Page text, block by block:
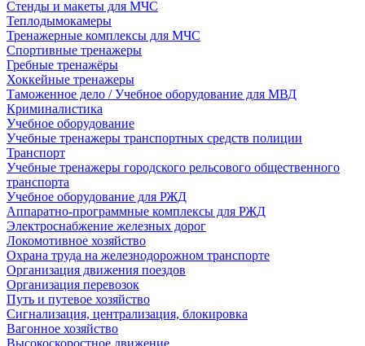
Стенды и макеты для МЧС
Теплодымокамеры
Тренажерные комплексы для МЧС
Спортивные тренажеры
Гребные тренажёры
Хоккейные тренажеры
Таможенное дело / Учебное оборудование для МВД
Криминалистика
Учебное оборудование
Учебные тренажеры транспортных средств полиции
Транспорт
Учебные тренажеры городского рельсового общественного
транспорта
Учебное оборудование для РЖД
Аппаратно-программные комплексы для РЖД
Электроснабжение железных дорог
Локомотивное хозяйство
Охрана труда на железнодорожном транспорте
Организация движения поездов
Организация перевозок
Путь и путевое хозяйство
Сигнализация, централизация, блокировка
Вагонное хозяйство
Высокоскоростное движение